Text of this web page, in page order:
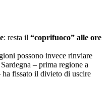
: resta il “coprifuoco” alle ore
possono invece rinviare
– prima regione a
fissato il divieto di uscire